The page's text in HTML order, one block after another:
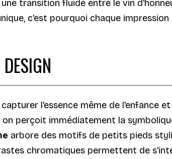
transition fluide entre le vin
c'est pourquoi chaque
l'essence même de l'enfance
perçoit immédiatement la
arbore des motifs de petits pieds
chromatiques permettent de